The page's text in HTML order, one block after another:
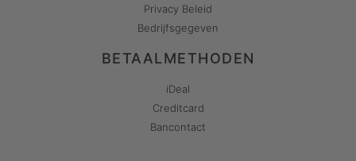
Privacy Beleid
Bedrijfsgegeven
BETAALMETHODEN
iDeal
Creditcard
Bancontact